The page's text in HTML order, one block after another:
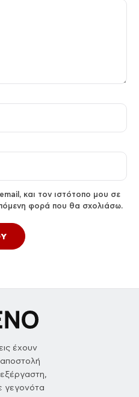
και τον ιστότοπο μου σε
φορά που θα σχολιάσω.
έχουν
γεγονότα